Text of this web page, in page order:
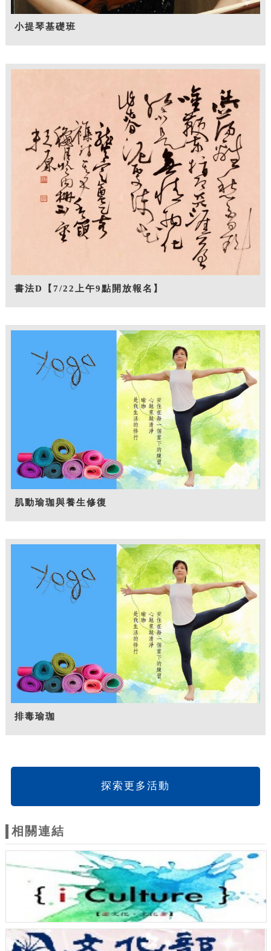
小提琴基礎班
書法D【7/22上午9點開放報名】
肌動瑜珈與養生修復
排毒瑜珈
探索更多活動
相關連結